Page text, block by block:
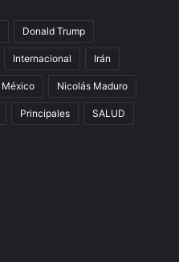
Donald Trump
Internacional Irán
México Nicolás Maduro
Principales SALUD